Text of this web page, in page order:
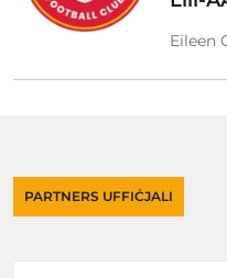
Eileen
PARTNERS UFFIĊJALI